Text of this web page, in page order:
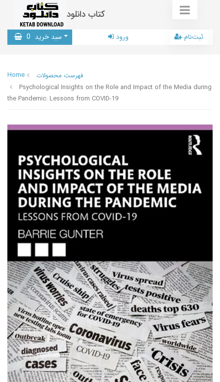
کتاب دانلود
سبد خرید 0 ورود ثبت‌نام
Home
فهرست محصولات
Psychological Insights on the Role and Impact of the Media during
the Pandemic: Lessons from COVID-19